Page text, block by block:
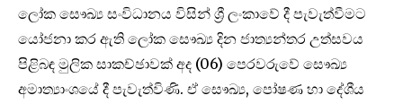
ලෝක සෞඛ්‍ය සංවිධානය විසින් ශ්‍රී ලංකාවේ දී පැවැත්වීමට
යෝජනා කර ඇති ලෝක සෞඛ්‍ය දින ජාත්‍යන්තර උත්සවය
පිළිබඳ මුලික සාකච්ඡාවක් අද (06) පෙරවරුවේ සෞඛ්‍ය
අමාත්‍යාංශයේ දී පැවැත්විණි. ඒ සෞඛ්‍ය, පෝෂණ හා දේශීය